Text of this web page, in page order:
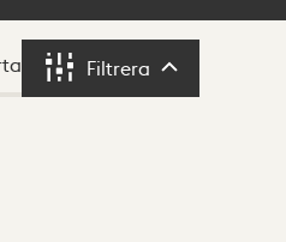
Filtrera Filtrera